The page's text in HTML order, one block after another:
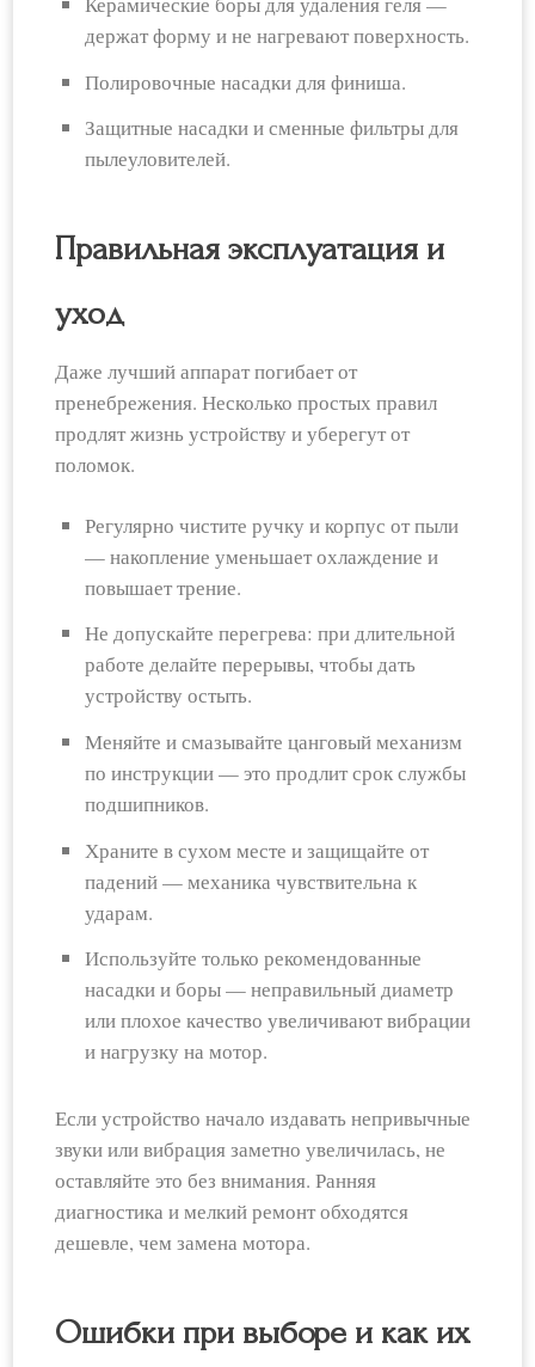
держат форму и не нагревают поверхность.
Полировочные насадки для финиша.
Защитные насадки и сменные фильтры для
пылеуловителей.
Правильная эксплуатация и
уход
Даже лучший аппарат погибает от
пренебрежения. Несколько простых правил
продлят жизнь устройству и уберегут от
поломок.
Регулярно чистите ручку и корпус от пыли
— накопление уменьшает охлаждение и
повышает трение.
Не допускайте перегрева: при длительной
работе делайте перерывы, чтобы дать
устройству остыть.
Меняйте и смазывайте цанговый механизм
по инструкции — это продлит срок службы
подшипников.
Храните в сухом месте и защищайте от
падений — механика чувствительна к
ударам.
Используйте только рекомендованные
насадки и боры — неправильный диаметр
или плохое качество увеличивают вибрации
и нагрузку на мотор.
Если устройство начало издавать непривычные
звуки или вибрация заметно увеличилась, не
оставляйте это без внимания. Ранняя
диагностика и мелкий ремонт обходятся
дешевле, чем замена мотора.
Ошибки при выборе и как их